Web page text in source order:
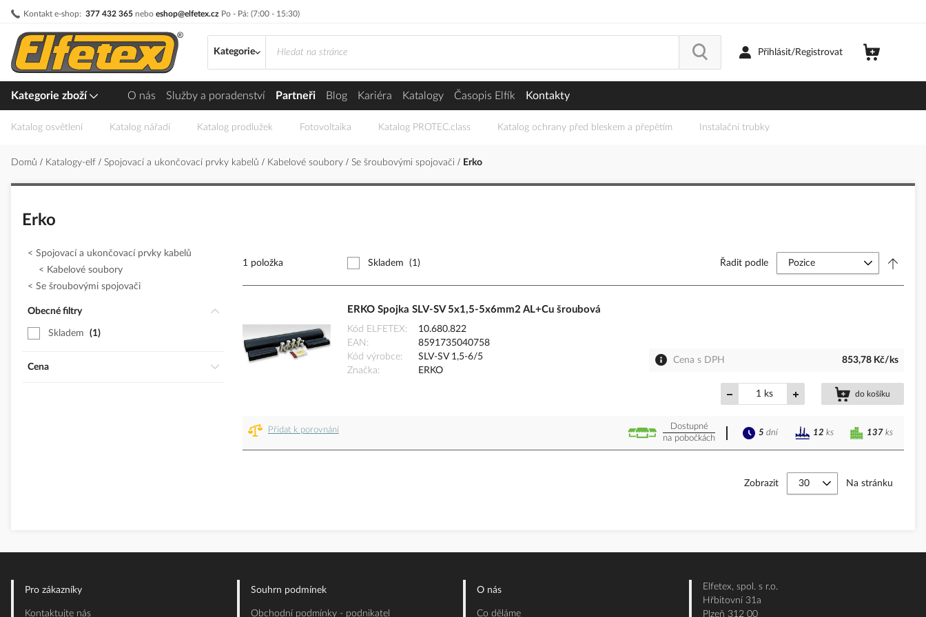
Kontakt e-shop: 377 432 365 nebo eshop@elfetex.cz Po - Pá: (7:00 - 15:30)
Přejít
obsah
Kategorie
Přihlásit/Registrovat
Kategorie zboží O nás Služby a poradenství Partneři Blog Kariéra Katalogy Časopis Elfík Kontakty
Katalog osvětlení Katalog nářadí Katalog prodlužek Fotovoltaika Katalog PROTEC.class Katalog ochrany před bleskem a přepětím Instalační trubky
Domů Katalogy-elf Spojovací a ukončovací prvky kabelů Kabelové soubory Se šroubovými spojovači Erko
Erko
1 položka Skladem (1) Řadit podle
ERKO Spojka SLV-SV 5x1,5-5x6mm2 AL+Cu šroubová
Kód ELFETEX
10.680.822
EAN
8591735040758
Kód výrobce
SLV-SV 1,5-6/5
Značka
ERKO
Cena s DPH 853,78 Kč/ks
ks do košíku
Přidat k porovnání
Dostupné
na pobočkách
137 ks
5 dní 12 ks
Zobrazit Na stránku
Spojovací a ukončovací prvky kabelů
Kabelové soubory
Se šroubovými spojovači
Obecné filtry
Skladem 1
Cena
Pro zákazníky
Kontaktujte nás
Souhrn podmínek
Obchodní podmínky - podnikatel
O nás
Co děláme
Elfetex, spol. s r.o.
Hřbitovní 31a
Plzeň 312 00